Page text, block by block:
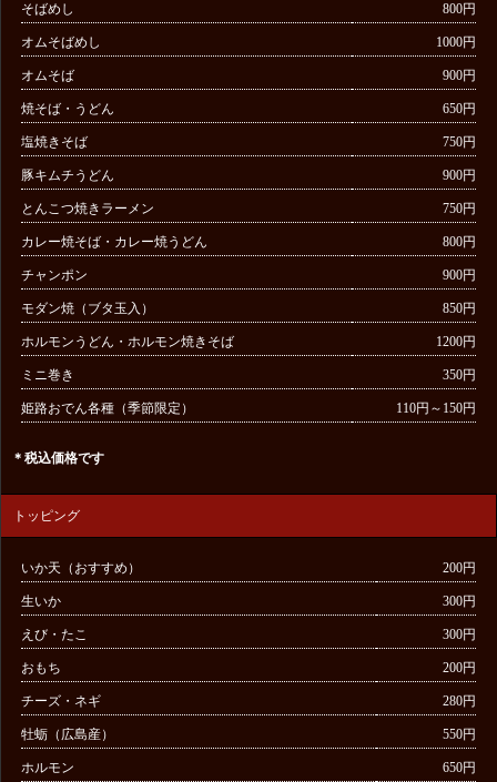
そばめし 800円
オムそばめし 1000円
オムそば 900円
焼そば・うどん 650円
塩焼きそば 750円
豚キムチうどん 900円
とんこつ焼きラーメン 750円
カレー焼そば・カレー焼うどん 800円
チャンポン 900円
モダン焼（ブタ玉入） 850円
ホルモンうどん・ホルモン焼きそば 1200円
ミニ巻き 350円
姫路おでん各種（季節限定） 110円～150円
＊税込価格です
トッピング
いか天（おすすめ） 200円
生いか 300円
えび・たこ 300円
おもち 200円
チーズ・ネギ 280円
牡蛎（広島産） 550円
ホルモン 650円